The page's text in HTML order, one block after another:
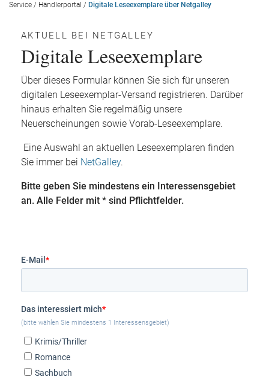
Service / Händlerportal / Digitale Leseexemplare über Netgalley
AKTUELL BEI NETGALLEY
Digitale Leseexemplare
Über dieses Formular können Sie sich für unseren
digitalen Leseexemplar-Versand registrieren. Darüber
hinaus erhalten Sie regelmäßig unsere
Neuerscheinungen sowie Vorab-Leseexemplare.
Eine Auswahl an aktuellen Leseexemplaren finden
Sie immer bei NetGalley.
Bitte geben Sie mindestens ein Interessensgebiet
an. Alle Felder mit * sind Pflichtfelder.
E-Mail *
Das interessiert mich*
(bitte wählen Sie mindestens 1 Interessensgebiet)
Krimis/Thriller
Romance
Sachbuch